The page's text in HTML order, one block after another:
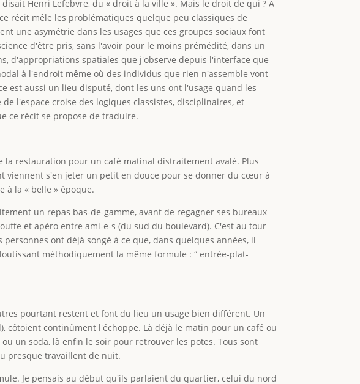
Henri Lefebvre, du « droit à la ville ». Mais le droit de qui ? À
récit mêle les problématiques quelque peu classiques de
une asymétrie dans les usages que ces groupes sociaux font
d'être pris, sans l'avoir pour le moins prémédité, dans un
d'appropriations spatiales que j'observe depuis l'interface que
à l'endroit même où des individus que rien n'assemble vont
est aussi un lieu disputé, dont les uns ont l'usage quand les
l'espace croise des logiques classistes, disciplinaires, et
ce récit se propose de traduire.
la restauration pour un café matinal distraitement avalé. Plus
viennent s'en jeter un petit en douce pour se donner du cœur à
à la « belle » époque.
un repas bas-de-gamme, avant de regagner ses bureaux
et apéro entre ami-e-s (du sud du boulevard). C'est au tour
ont déjà songé à ce que, dans quelques années, il
méthodiquement la même formule : “ entrée-plat-
pourtant restent et font du lieu un usage bien différent. Un
côtoient continûment l'échoppe. Là déjà le matin pour un café ou
un soda, là enfin le soir pour retrouver les potes. Tous sont
presque travaillent de nuit.
Je pensais au début qu'ils parlaient du quartier, celui du nord